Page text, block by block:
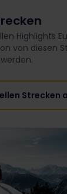
Highlights
von diesen
Strecken